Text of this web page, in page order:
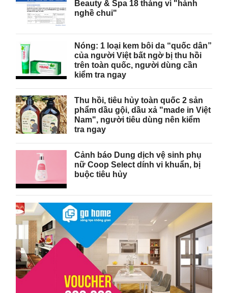
Beauty & Spa 18 tháng vì "hành
nghề chui"
Nóng: 1 loại kem bôi da “quốc dân”
của người Việt bất ngờ bị thu hồi
trên toàn quốc, người dùng cần
kiểm tra ngay
Thu hồi, tiêu hủy toàn quốc 2 sản
phẩm dầu gội, dầu xả "made in Việt
Nam", người tiêu dùng nên kiểm
tra ngay
Cảnh báo Dung dịch vệ sinh phụ
nữ Coop Select dính vi khuẩn, bị
buộc tiêu hủy